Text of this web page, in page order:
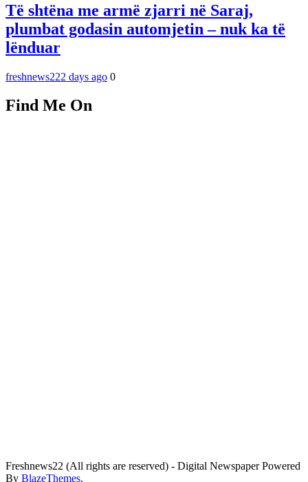
Të shtëna me armë zjarri në Saraj,
plumbat godasin automjetin – nuk ka të
lënduar
freshnews222 days ago 0
Find Me On
Freshnews22 (All rights are reserved) - Digital Newspaper Powered
By BlazeThemes.